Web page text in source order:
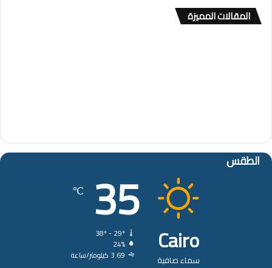
المقالات المميزة
الطقس
Cairo
سماء صافية
35
℃
24%
3.69 كيلومتر/ساعة